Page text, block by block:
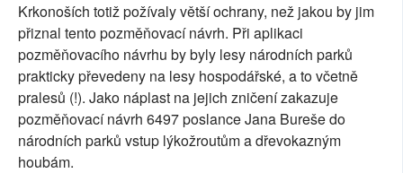
Krkonoších totiž požívaly větší ochrany, než jakou by jim
přiznal tento pozměňovací návrh. Při aplikaci
pozměňovacího návrhu by byly lesy národních parků
prakticky převedeny na lesy hospodářské, a to včetně
pralesů (!). Jako náplast na jejich zničení zakazuje
pozměňovací návrh 6497 poslance Jana Bureše do
národních parků vstup lýkožroutům a dřevokazným
houbám.